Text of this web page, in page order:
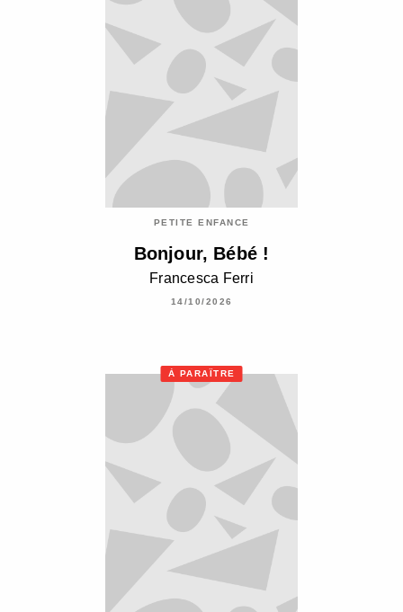
PETITE ENFANCE
Bonjour, Bébé !
Francesca Ferri
14/10/2026
À PARAÎTRE